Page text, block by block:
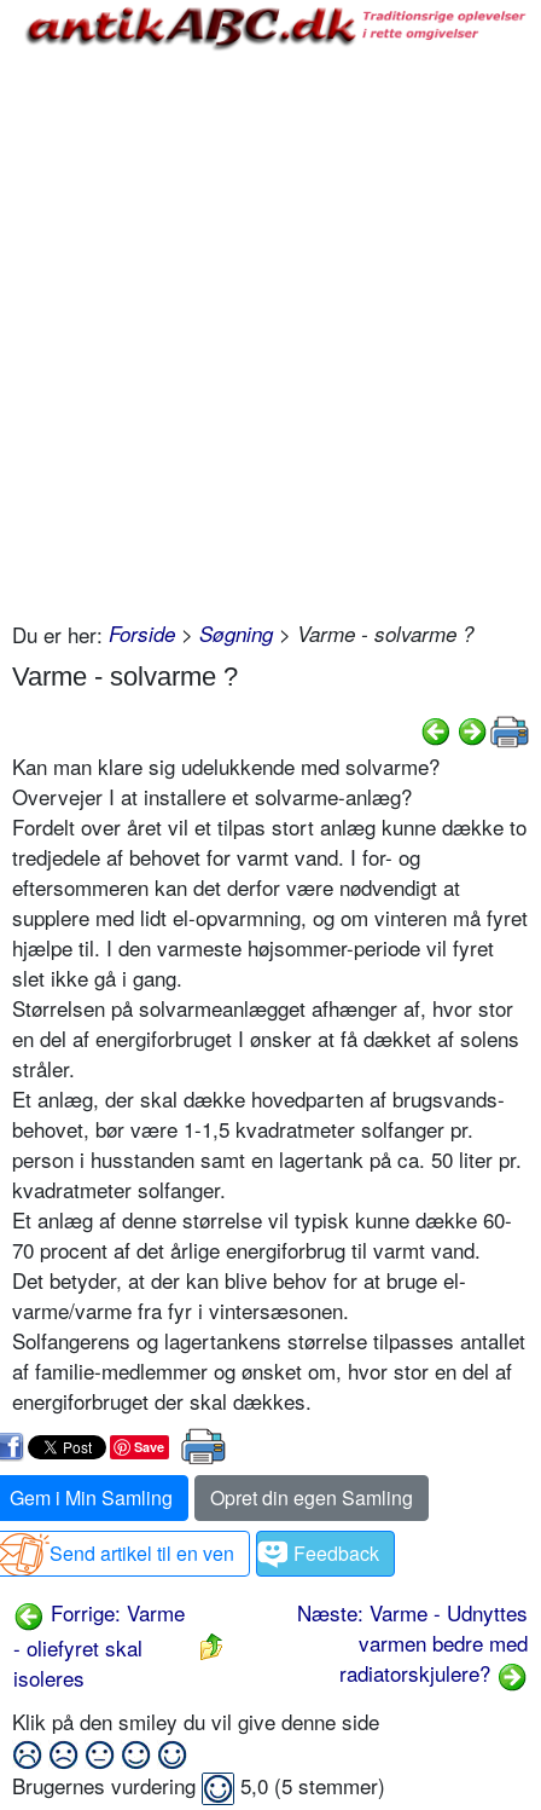
Du er her: Forside > Søgning> Varme - solvarme ?
Varme - solvarme ?
Kan man klare sig udelukkende med solvarme?
Overvejer I at installere et solvarme-anlæg?
Fordelt over året vil et tilpas stort anlæg kunne dække to
tredjedele af behovet for varmt vand. I for- og
eftersommeren kan det derfor være nødvendigt at
supplere med lidt el-opvarmning, og om vinteren må fyret
hjælpe til. I den varmeste højsommer-periode vil fyret
slet ikke gå i gang.
Størrelsen på solvarmeanlægget afhænger af, hvor stor
en del af energiforbruget I ønsker at få dækket af solens
stråler.
Et anlæg, der skal dække hovedparten af brugsvands-
behovet, bør være 1-1,5 kvadratmeter solfanger pr.
person i husstanden samt en lagertank på ca. 50 liter pr.
kvadratmeter solfanger.
Et anlæg af denne størrelse vil typisk kunne dække 60-
70 procent af det årlige energiforbrug til varmt vand.
Det betyder, at der kan blive behov for at bruge el-
varme/varme fra fyr i vintersæsonen.
Solfangerens og lagertankens størrelse tilpasses antallet
af familie-medlemmer og ønsket om, hvor stor en del af
energiforbruget der skal dækkes.
Save
Gem i Min Samling
Opret din egen Samling
Send artikel til en ven
Feedback
Forrige: Varme
- oliefyret skal
isoleres
Næste: Varme - Udnyttes
varmen bedre med
radiatorskjulere?
Klik på den smiley du vil give denne side
Brugernes vurdering 5,0 (5 stemmer)